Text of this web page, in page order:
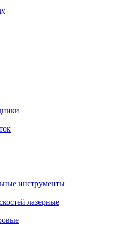
инструменты
лазерные